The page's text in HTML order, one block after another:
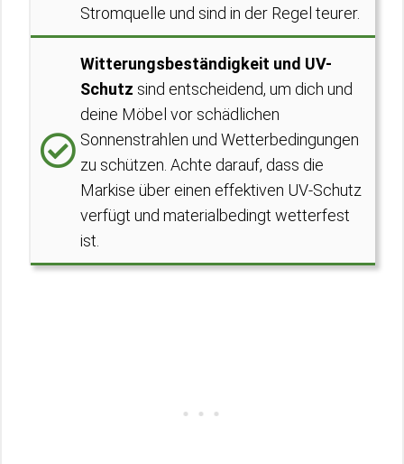
Stromquelle und sind in der Regel teurer.
Witterungsbeständigkeit und UV-
Schutz sind entscheidend, um dich und
deine Möbel vor schädlichen
Sonnenstrahlen und Wetterbedingungen
zu schützen. Achte darauf, dass die
Markise über einen effektiven UV-Schutz
verfügt und materialbedingt wetterfest
ist.